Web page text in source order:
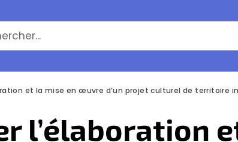
et la mise en œuvre d’un projet culturel de territoire
l’élaboration